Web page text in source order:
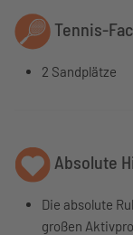
Tennis-
2 Sandplätze
Absolute
Die absolute
großen